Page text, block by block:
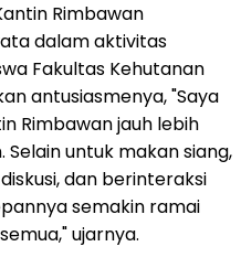
Rimbawan
dalam aktivitas
Fakultas Kehutanan
antusiasmenya, "Saya
Rimbawan jauh lebih
untuk makan siang,
dan berinteraksi
semakin ramai
ujarnya.